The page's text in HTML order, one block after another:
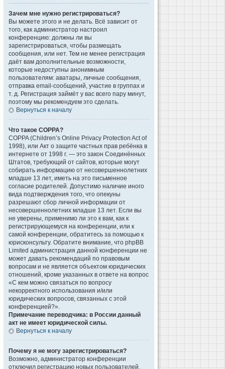
Зачем мне нужно регистрироваться?
Вы можете этого и не делать. Всё зависит от
того, как администратор настроил
конференцию: должны ли вы
зарегистрироваться, чтобы размещать
сообщения, или нет. Тем не менее регистрация
даёт вам дополнительные возможности,
которые недоступны анонимным
пользователям: аватары, личные сообщения,
отправка email-сообщений, участие в группах и
т. д. Регистрация займёт у вас всего пару минут,
поэтому мы рекомендуем это сделать.
Вернуться к началу
Что такое COPPA?
COPPA (Children’s Online Privacy Protection Act of
1998), или Акт о защите частных прав ребёнка в
интернете от 1998 г. — это закон Соединённых
Штатов, требующий от сайтов, которые могут
собирать информацию от несовершеннолетних
младше 13 лет, иметь на это письменное
согласие родителей. Допустимо наличие иного
вида подтверждения того, что опекуны
разрешают сбор личной информации от
несовершеннолетних младше 13 лет. Если вы
не уверены, применимо ли это к вам, как к
регистрирующемуся на конференции, или к
самой конференции, обратитесь за помощью к
юрисконсульту. Обратите внимание, что phpBB
Limited администрация данной конференции не
может давать рекомендаций по правовым
вопросам и не является объектом юридических
отношений, кроме указанных в ответе на вопрос
«С кем можно связаться по вопросу
некорректного использования и/или
юридических вопросов, связанных с этой
конференцией?».
Примечание переводчика: в России данный
акт не имеет юридической силы.
Вернуться к началу
Почему я не могу зарегистрироваться?
Возможно, администратор конференции
отключил регистрацию новых пользователей.